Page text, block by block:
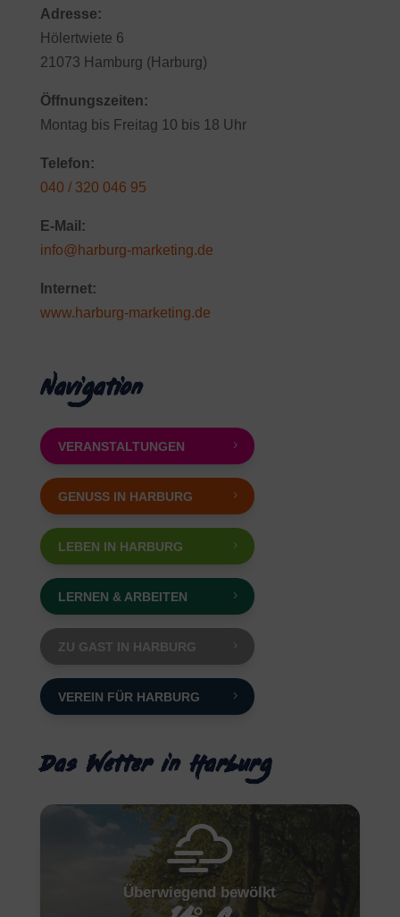
Adresse:
Hölertwiete 6
21073 Hamburg (Harburg)
Öffnungszeiten:
Montag bis Freitag 10 bis 18 Uhr
Telefon:
040 / 320 046 95
E-Mail:
info@harburg-marketing.de
Internet:
www.harburg-marketing.de
Navigation
VERANSTALTUNGEN
GENUSS IN HARBURG
LEBEN IN HARBURG
LERNEN & ARBEITEN
ZU GAST IN HARBURG
VEREIN FÜR HARBURG
Das Wetter in Harburg
Überwiegend bewölkt